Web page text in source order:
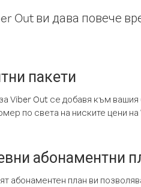
Out ви дава повече
пакети
Viber Out се добавя към
по света на ниските цени на
абонаментни
абонаментен план ви